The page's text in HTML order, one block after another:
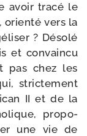
avoir tra­cé le
orien­té vers la
? Désolé
et convain­cu
pas chez les
stric­te­ment
II et de la
pro­po­
une vie de